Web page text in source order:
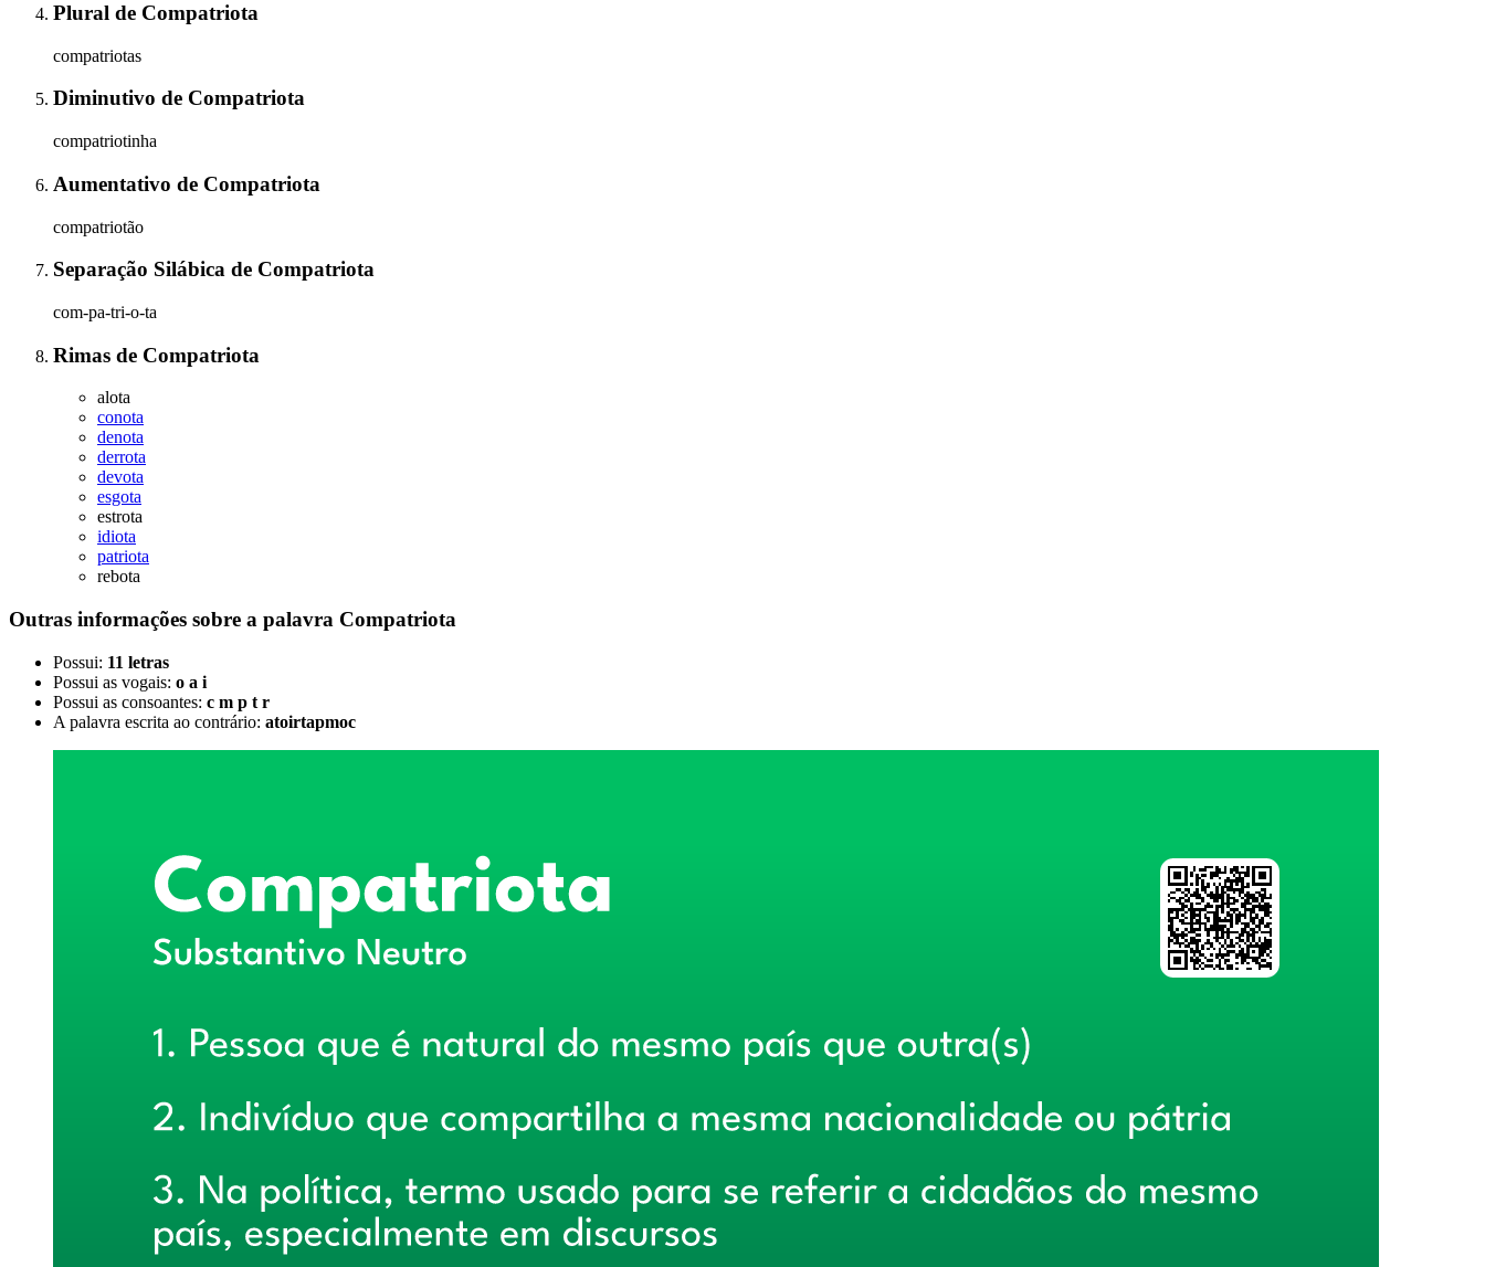
Plural de Compatriota
compatriotas
Diminutivo de Compatriota
compatriotinha
Aumentativo de Compatriota
compatriotão
Separação Silábica de Compatriota
com-pa-tri-o-ta
Rimas de Compatriota
alota
conota
denota
derrota
devota
esgota
estrota
idiota
patriota
rebota
Outras informações sobre a palavra Compatriota
Possui: 11 letras
Possui as vogais: o a i
Possui as consoantes: c m p t r
A palavra escrita ao contrário: atoirtapmoc